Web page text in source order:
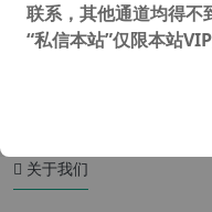
关于我们
联系，其他通道均得
“私信本站”仅限本站